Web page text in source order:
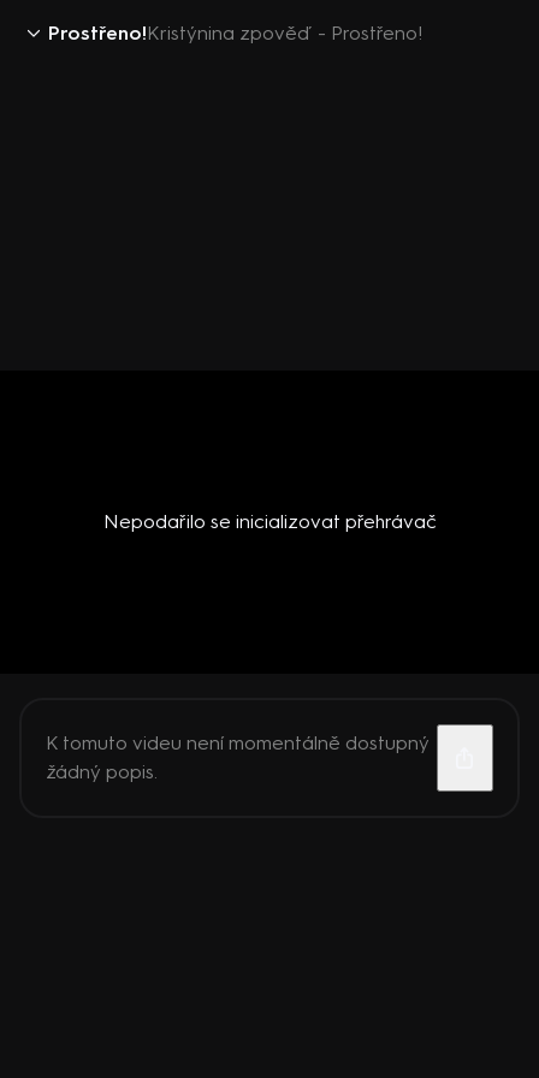
Prostřeno!Kristýnina zpověď - Prostřeno!
Nepodařilo se inicializovat přehrávač
K tomuto videu není momentálně dostupný
žádný popis.